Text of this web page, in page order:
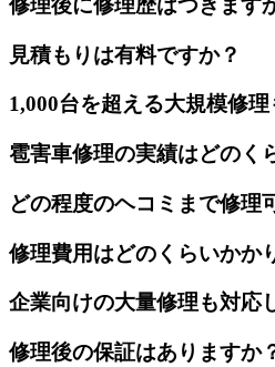
修理後に修理歴はつきます
見積もりは有料ですか？
1,000台を超える大規模修
雹害車修理の実績はどのく
どの程度のヘコミまで修理
修理費用はどのくらいかか
企業向けの大量修理も対応
修理後の保証はありますか